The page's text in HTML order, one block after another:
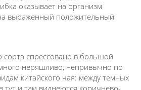
оказывает на организм
выраженный положительный
спрессовано в большой
неряшливо, непривычно по
китайского чая: между темных
тут и там виднеются коричнево-